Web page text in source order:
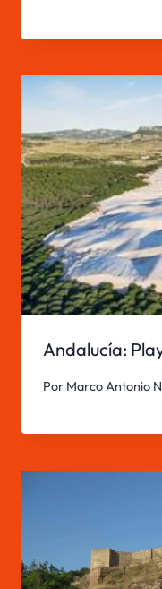
Andalucía:
Por Marco Antonio